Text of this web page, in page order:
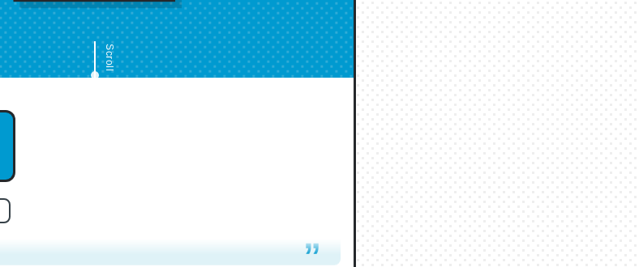
Scroll
バーなんだろうなと凄く思う。英語少しでも読める人は原文
好き。Let’s Fucking Go. Then Covid hit. Shit.
？ by ラーズ・ヌートバー